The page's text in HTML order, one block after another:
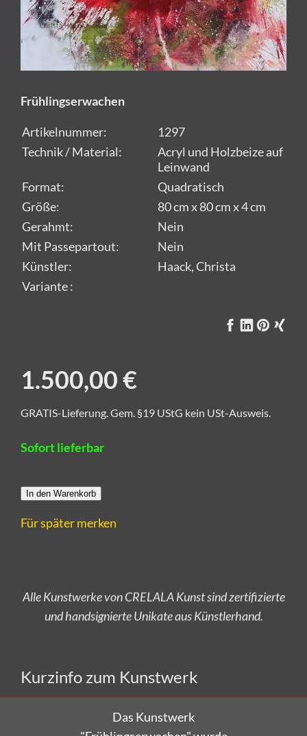
Frühlingserwachen
Artikelnummer:
1297
Technik / Material:
Acryl und Holzbeize auf
Leinwand
Format:
Quadratisch
Größe:
80 cm x 80 cm x 4 cm
Gerahmt:
Nein
Mit Passepartout:
Nein
Künstler:
Haack, Christa
Variante :
1.500,00 €
GRATIS-Lieferung. Gem. §19 UStG kein USt-Ausweis.
Sofort lieferbar
In den Warenkorb
Für später merken
Versandkostenfrei bestellen!
Das Kunstwerk
"Frühlingserwachen" wurde